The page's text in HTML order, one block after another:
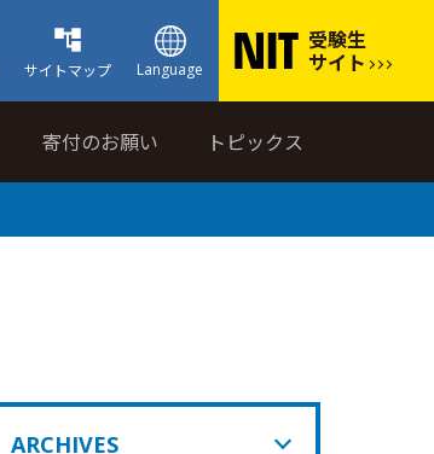
サイトマップ Language
受験生
サイト
寄付のお願い トピックス
ARCHIVES